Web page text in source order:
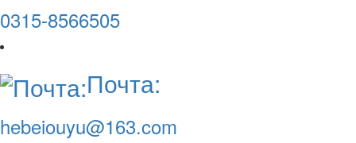
0315-8566505
Почта:
hebeiouyu@163.com